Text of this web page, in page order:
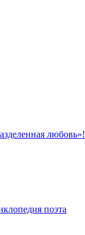
любовь»!
поэта